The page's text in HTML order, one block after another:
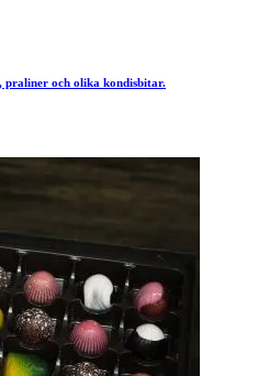
och olika kondisbitar.